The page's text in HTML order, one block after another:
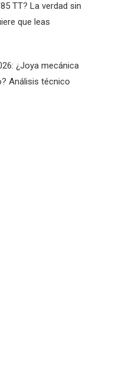
TT? La verdad sin
que leas
¿Joya mecánica
Análisis técnico